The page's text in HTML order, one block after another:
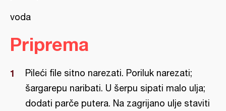
voda
Priprema
Pileći file sitno narezati. Poriluk narezati;
šargarepu naribati. U šerpu sipati malo ulja;
dodati parče putera. Na zagrijano ulje staviti